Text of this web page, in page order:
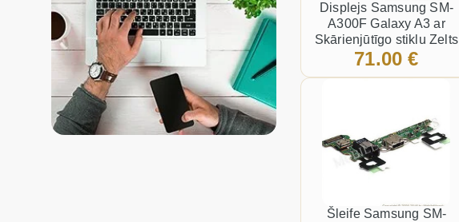
Displejs Samsung SM-
A300F Galaxy A3 ar
Skārienjūtīgo stiklu Zelts
71.00 €
Šleife Samsung SM-